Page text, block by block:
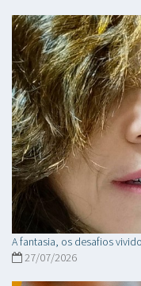
A fantasia, os desafios
27/07/2026